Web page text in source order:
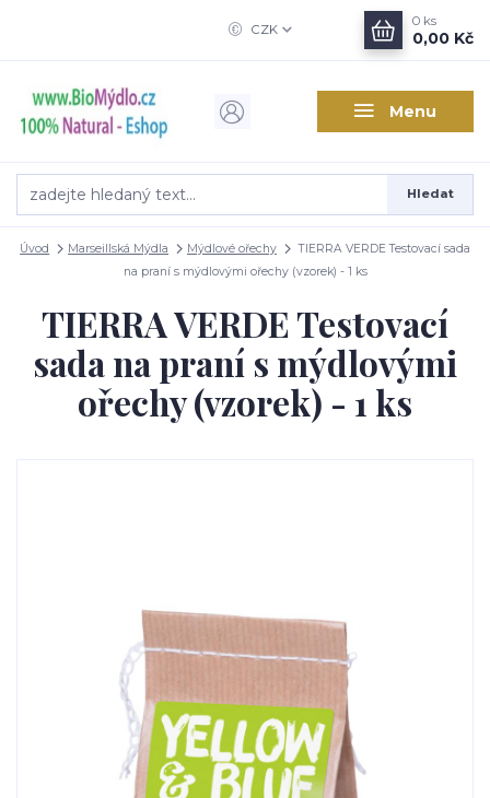
Menu
CZK
Hledat
0 ks
0,00 Kč
Úvod Marseillská Mýdla Mýdlové ořechy
TIERRA VERDE Testovací sada
na praní s mýdlovými ořechy (vzorek) - 1 ks
TIERRA VERDE Testovací
sada na praní s mýdlovými
ořechy (vzorek) - 1 ks